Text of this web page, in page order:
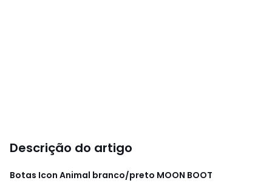
Descrição do artigo
Botas Icon Animal branco/preto MOON BOOT